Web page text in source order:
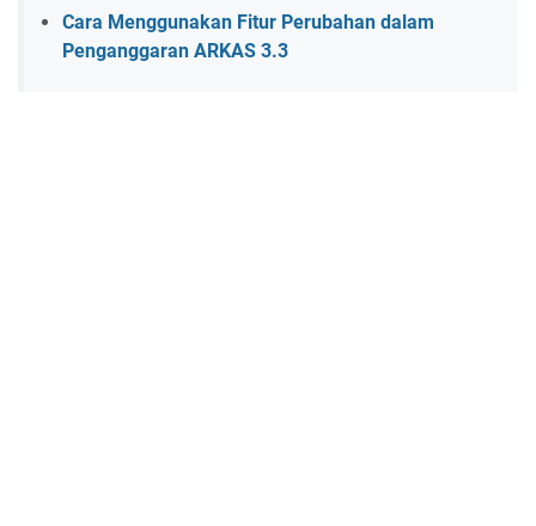
Cara Menggunakan Fitur Perubahan dalam
Penganggaran ARKAS 3.3